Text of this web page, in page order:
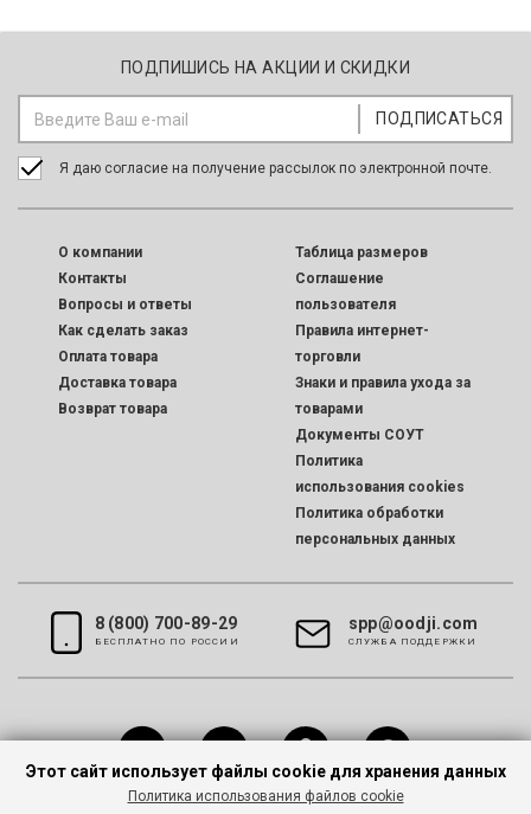
ПОДПИШИСЬ НА АКЦИИ И СКИДКИ
Я даю согласие на получение рассылок по электронной почте.
O компании
Контакты
Вопросы и ответы
Как сделать заказ
Оплата товара
Доставка товара
Возврат товара
Таблица размеров
Соглашение
пользователя
Правила интернет-
торговли
Знаки и правила ухода за
товарами
Документы СОУТ
Политика
использования cookies
Политика обработки
персональных данных
8 (800) 700-89-29
БЕСПЛАТНО ПО РОССИИ
spp@oodji.com
CЛУЖБА ПОДДЕРЖКИ
Этот сайт использует файлы cookie для хранения данных
Политика использования файлов cookie